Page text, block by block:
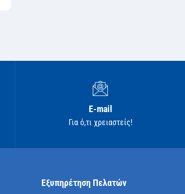
E-mail
Για ό,τι χρειαστείς!
Εξυπηρέτηση Πελατών